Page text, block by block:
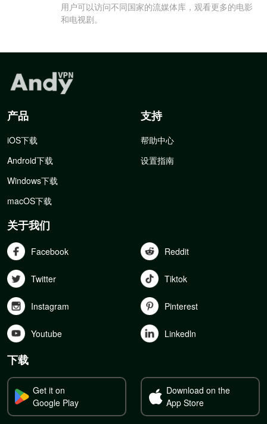
用户可以访问不同国家的流媒体库，观看更多的电影
和电视剧。
产品
iOS下载
Android下载
Windows下载
macOS下载
支持
帮助中心
设置指南
关于我们
Facebook Reddit
Twitter Tiktok
Instagram Pinterest
Youtube Linkedln
下载
Get it on
Google Play
Download on the
App Store